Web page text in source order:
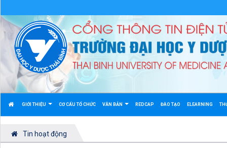
GIỚI THIỆU CƠ CẤU TỔ CHỨC VĂN BẢN REDCAP ĐÀO TẠO ELEARNING
Tin hoạt động